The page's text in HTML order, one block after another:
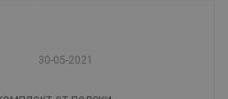
30-05-2021